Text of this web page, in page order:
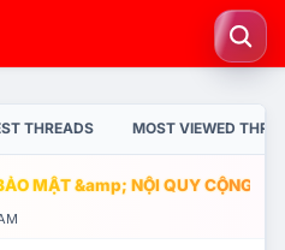
THREADS MOST VIEWED
MẬT &amp; NỘI QUY CỘNG